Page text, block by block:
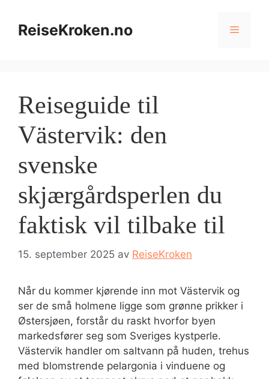
innholdReiseKroken.no Meny
Reiseguide til
Västervik: den
svenske
skjærgårdsperlen du
faktisk vil tilbake til
15. september 2025 av ReiseKroken
Når du kommer kjørende inn mot Västervik og
ser de små holmene ligge som grønne prikker i
Østersjøen, forstår du raskt hvorfor byen
markedsfører seg som Sveriges kystperle.
Västervik handler om saltvann på huden, trehus
med blomstrende pelargonia i vinduene og